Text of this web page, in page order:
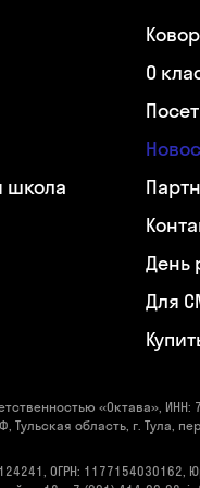
школа
О
День
Для
«Октава», ИНН:
Тульская область, г. Тула,
ОГРН: 1177154030162,